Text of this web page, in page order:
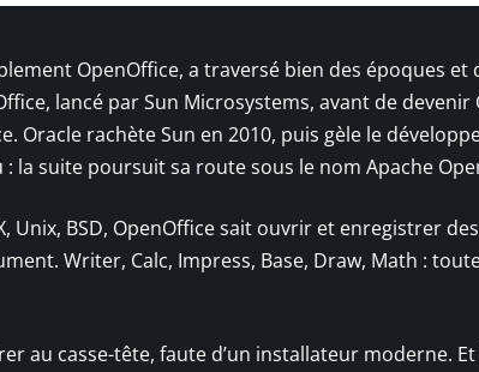
OpenOffice, a traversé bien des époques
lancé par Sun Microsystems, avant de devenir
Oracle rachète Sun en 2010, puis gèle le
la suite poursuit sa route sous le nom Apache
Unix, BSD, OpenOffice sait ouvrir et enregistrer
Writer, Calc, Impress, Base, Draw, Math :
au casse-tête, faute d’un installateur moderne.